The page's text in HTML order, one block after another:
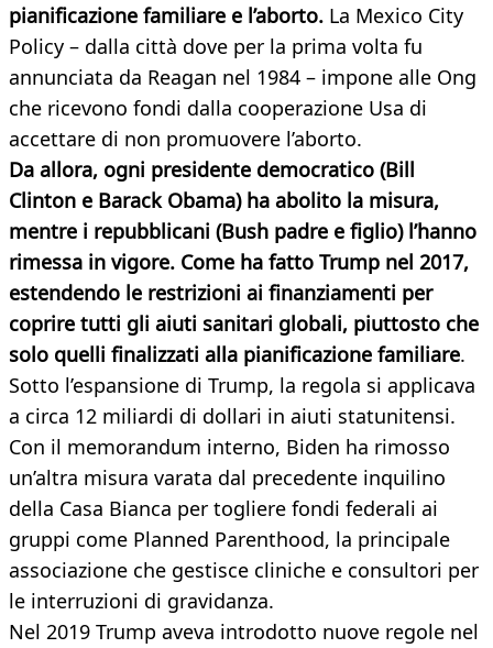
pianificazione familiare e l’aborto. La Mexico City
Policy – dalla città dove per la prima volta fu
annunciata da Reagan nel 1984 – impone alle Ong
che ricevono fondi dalla cooperazione Usa di
accettare di non promuovere l’aborto.
Da allora, ogni presidente democratico (Bill
Clinton e Barack Obama) ha abolito la misura,
mentre i repubblicani (Bush padre e figlio) l’hanno
rimessa in vigore. Come ha fatto Trump nel 2017,
estendendo le restrizioni ai finanziamenti per
coprire tutti gli aiuti sanitari globali, piuttosto che
solo quelli finalizzati alla pianificazione familiare.
Sotto l’espansione di Trump, la regola si applicava
a circa 12 miliardi di dollari in aiuti statunitensi.
Con il memorandum interno, Biden ha rimosso
un’altra misura varata dal precedente inquilino
della Casa Bianca per togliere fondi federali ai
gruppi come Planned Parenthood, la principale
associazione che gestisce cliniche e consultori per
le interruzioni di gravidanza.
Nel 2019 Trump aveva introdotto nuove regole nel